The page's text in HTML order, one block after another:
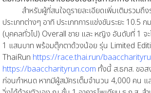
สำหรับผู้ที่สนใจดูรายละเอียดเพิ่มเติมรวมถึง
ประเภทต่างๆ อาทิ ประเภทการแข่งขันระยะ 10.5
(บุคคลทั่วไป) Overall ชาย และ หญิง อันดับที่ 1 จะ
1 แสนบาท พร้อมตุ๊กตาด้วงน้อย รุ่น Limited
ThaiRun https://race.thai.run/
https://baaccharityrun.com ทั้งนี้ ส.ธกส. ขอ
ก่อนกำหนด หากมีผู้สมัครเต็มจำนวน 4,000 คน แ